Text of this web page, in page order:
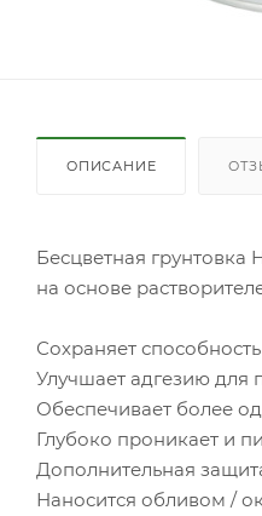
ОПИСАНИЕ
Бесцветная
на основе
Сохраняет
Улучшает адгезию
Обеспечивает более
Глубоко проникает и
Дополнительная
Наносится обливом /